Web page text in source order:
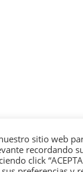
sitio web
recordando
click